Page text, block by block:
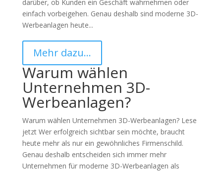
darüber, ob Kunden ein Geschäft wahrnehmen oder
einfach vorbeigehen. Genau deshalb sind moderne 3D-
Werbeanlagen heute...
Mehr dazu…
Warum wählen
Unternehmen 3D-
Werbeanlagen?
Warum wählen Unternehmen 3D-Werbeanlagen? Lese
jetzt Wer erfolgreich sichtbar sein möchte, braucht
heute mehr als nur ein gewöhnliches Firmenschild.
Genau deshalb entscheiden sich immer mehr
Unternehmen für moderne 3D-Werbeanlagen als